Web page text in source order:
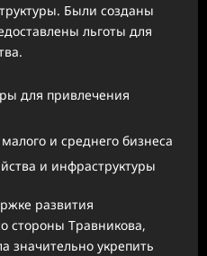
Были созданы
льготы для
для привлечения
и среднего бизнеса
и инфраструктуры
развития
стороны Травникова,
значительно укрепить